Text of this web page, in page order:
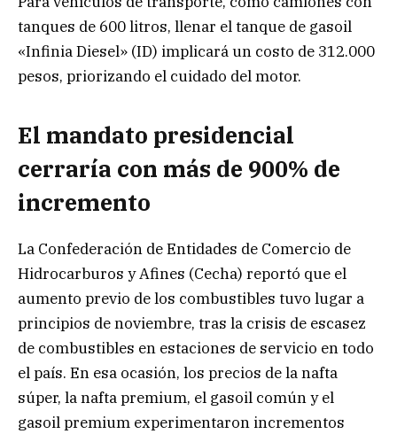
tanques de 600 litros, llenar el tanque de gasoil
«Infinia Diesel» (ID) implicará un costo de 312.000
pesos, priorizando el cuidado del motor.
El mandato presidencial
cerraría con más de 900% de
incremento
La Confederación de Entidades de Comercio de
Hidrocarburos y Afines (Cecha) reportó que el
aumento previo de los combustibles tuvo lugar a
principios de noviembre, tras la crisis de escasez
de combustibles en estaciones de servicio en todo
el país. En esa ocasión, los precios de la nafta
súper, la nafta premium, el gasoil común y el
gasoil premium experimentaron incrementos